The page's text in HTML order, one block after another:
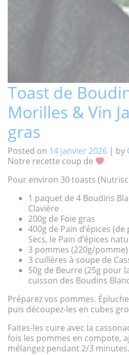
Toast de
Morilles & Vin
gras
Posted on 14 janvier 2026 | by
Notre recette coup de
Pour environ 30 toasts
1 paquet de 4 Boudins
Clavière
200g de Foie gras
400g de Pain d’épices
Secs, le Pain d’épices
3 pommes (220g/pomme)
3 cuillères à soupe de
50g de Beurre (25g pour
cuisson des Boudins
Préparez vos pommes.
puis découpez-les en cubes
Faites-les cuire avec la
fois les pommes en compote,
mélangez pendant 2/3